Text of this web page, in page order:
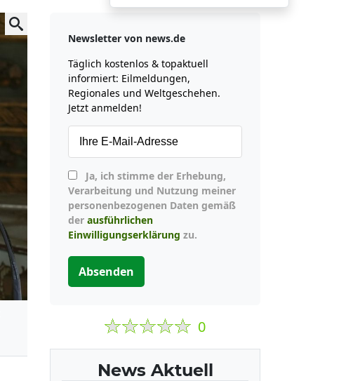
Newsletter von news.de
Täglich kostenlos & topaktuell
informiert: Eilmeldungen,
Regionales und Weltgeschehen.
Jetzt anmelden!
Verarbeitung und Nutzung meiner
personenbezogenen Daten gemäß
der ausführlichen
Einwilligungserklärung zu.
Absenden
0
News Aktuell